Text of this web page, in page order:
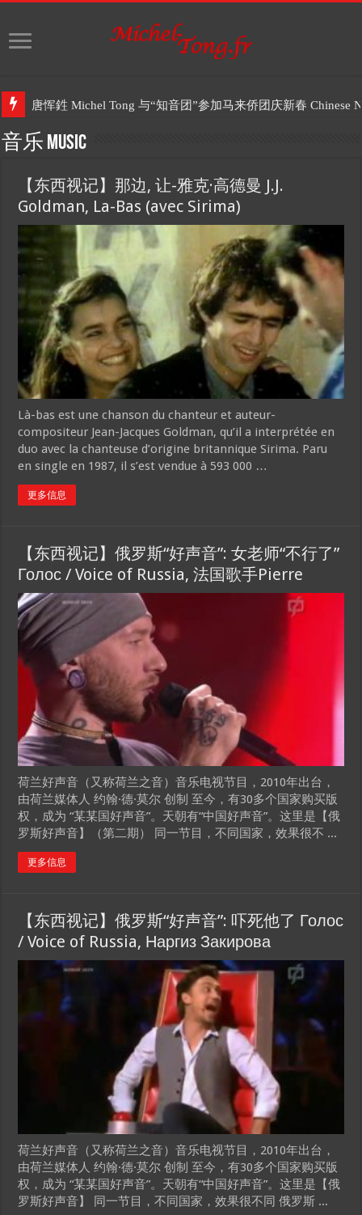
唐恽鉎 Michel Tong 与“知音团”参加马来侨团庆新春 Chinese
音乐 Music
【东西视记】那边, 让-雅克·高德曼 J.J.
Goldman, La-Bas (avec Sirima)
Là-bas est une chanson du chanteur et auteur-
compositeur Jean-Jacques Goldman, qu’il a interprétée en
duo avec la chanteuse d’origine britannique Sirima. Paru
en single en 1987, il s’est vendue à 593 000 …
更多信息
【东西视记】俄罗斯“好声音”: 女老师“不行了”
Голос / Voice of Russia, 法国歌手Pierre
荷兰好声音（又称荷兰之音）音乐电视节目，2010年出台，
由荷兰媒体人 约翰·德·莫尔 创制 至今，有30多个国家购买版
权，成为 “某某国好声音”。天朝有“中国好声音”。这里是【俄
罗斯好声音】（第二期） 同一节目，不同国家，效果很不 ...
更多信息
【东西视记】俄罗斯“好声音”: 吓死他了 Голос
/ Voice of Russia, Наргиз Закирова
荷兰好声音（又称荷兰之音）音乐电视节目，2010年出台，
由荷兰媒体人 约翰·德·莫尔 创制 至今，有30多个国家购买版
权，成为 “某某国好声音”。天朝有“中国好声音”。这里是【俄
罗斯好声音】 同一节目，不同国家，效果很不同 俄罗斯 ...